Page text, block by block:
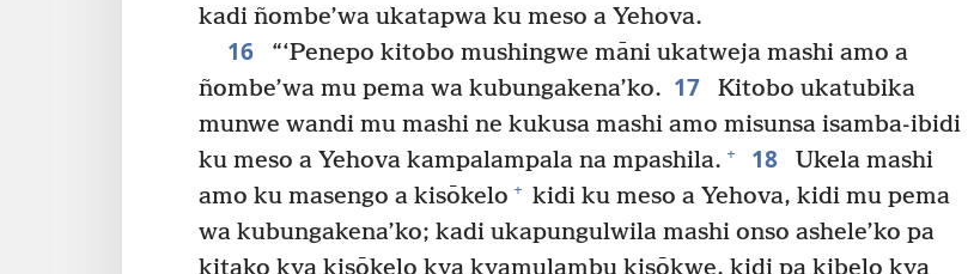
kadi ñombe’wa ukatapwa ku meso a Yehova.
16
“‘Penepo kitobo mushingwe māni ukatweja mashi amo a
ñombe’wa mu pema wa kubungakena’ko. 17
Kitobo ukatubika
munwe wandi mu mashi ne kukusa mashi amo misunsa isamba-ibidi
ku meso a Yehova kampalampala na mpashila. + 18
Ukela mashi
amo ku masengo a kisōkelo + kidi ku meso a Yehova, kidi mu pema
wa kubungakena’ko; kadi ukapungulwila mashi onso ashele’ko pa
kitako kya kisōkelo kya kyamulambu kisōkwe, kidi pa kibelo kya